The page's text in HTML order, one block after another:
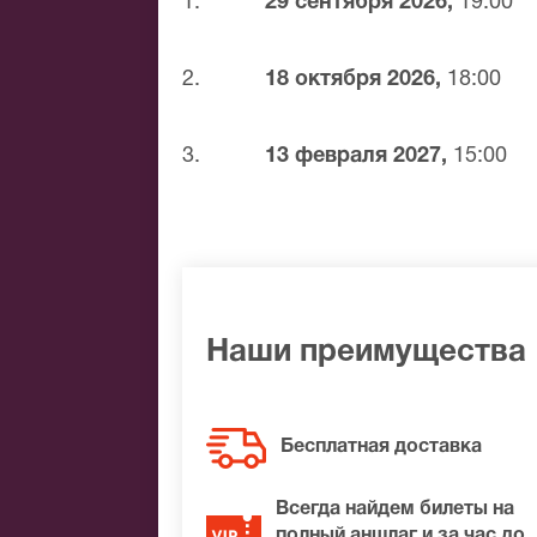
фестивале в Сопоте, а уже немного
Более 600 песен насчитывается в
2. 18 октября 2026, 18:00
3. 13 февраля 2027, 15:00
Наши преимущества
Бесплатная доставка
Всегда найдем билеты на